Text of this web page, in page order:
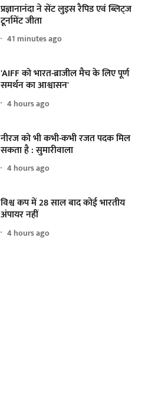
प्रज्ञानानंदा ने सेंट लुइस रैपिड एवं ब्लिट्ज
टूर्नामेंट जीता
41 minutes ago
'AIFF को भारत-ब्राजील मैच के लिए पूर्ण
समर्थन का आश्वासन'
4 hours ago
नीरज को भी कभी-कभी रजत पदक मिल
सकता है : सुमारीवाला
4 hours ago
विश्व कप में 28 साल बाद कोई भारतीय
अंपायर नहीं
4 hours ago